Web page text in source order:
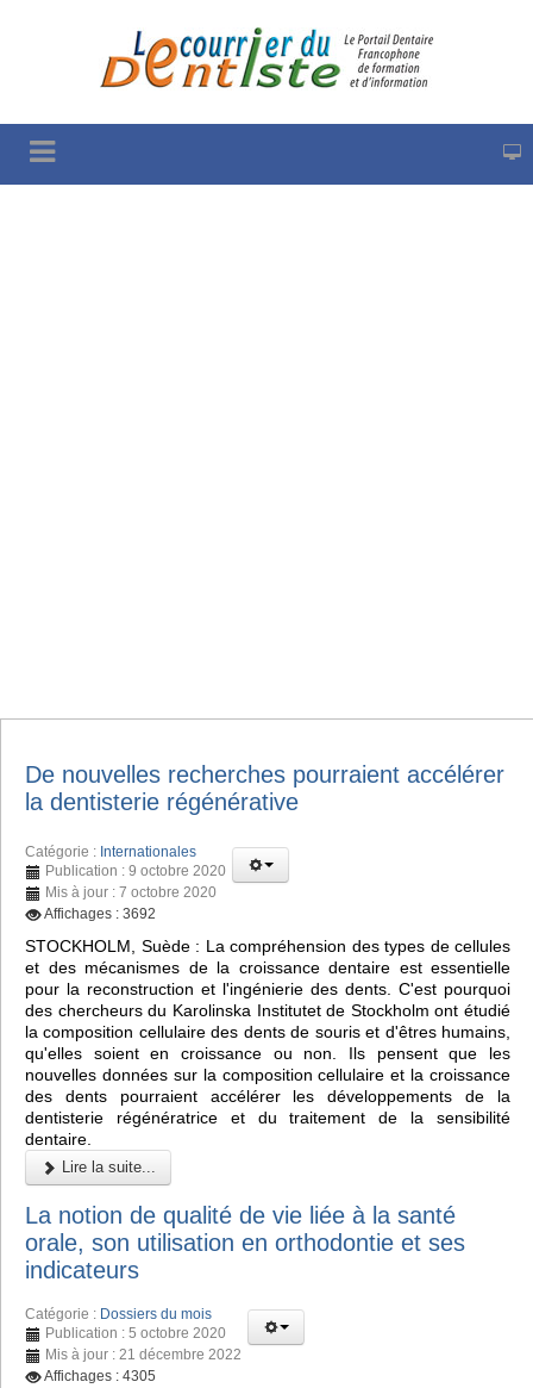
De nouvelles recherches pourraient accélérer
la dentisterie régénérative
Catégorie : Internationales
Publication : 9 octobre 2020
Mis à jour : 7 octobre 2020
Affichages : 3692
STOCKHOLM, Suède : La compréhension des types de cellules
et des mécanismes de la croissance dentaire est essentielle
pour la reconstruction et l'ingénierie des dents. C'est pourquoi
des chercheurs du Karolinska Institutet de Stockholm ont étudié
la composition cellulaire des dents de souris et d'êtres humains,
qu'elles soient en croissance ou non. Ils pensent que les
nouvelles données sur la composition cellulaire et la croissance
des dents pourraient accélérer les développements de la
dentisterie régénératrice et du traitement de la sensibilité
dentaire.
Lire la suite...
La notion de qualité de vie liée à la santé
orale, son utilisation en orthodontie et ses
indicateurs
Catégorie : Dossiers du mois
Publication : 5 octobre 2020
Mis à jour : 21 décembre 2022
Affichages : 4305